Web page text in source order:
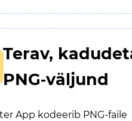
Terav,
PNG‑väljund
App kodeerib PNG-faile